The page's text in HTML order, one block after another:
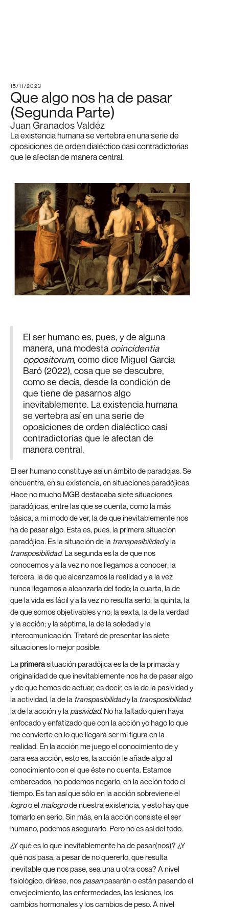
15/11/2023
Que algo nos ha de pasar
(Segunda Parte)
Juan Granados Valdéz
La existencia humana se vertebra en una serie de
oposiciones de orden dialéctico casi contradictorias
que le afectan de manera central.
El ser humano es, pues, y de alguna
manera, una modesta coincidentia
oppositorum, como dice Miguel García
Baró (2022), cosa que se descubre,
como se decía, desde la condición de
que tiene de pasarnos algo
inevitablemente. La existencia humana
se vertebra así en una serie de
oposiciones de orden dialéctico casi
contradictorias que le afectan de
manera central.
El ser humano constituye así un ámbito de paradojas. Se
encuentra, en su existencia, en situaciones paradójicas.
Hace no mucho MGB destacaba siete situaciones
paradójicas, entre las que se cuenta, como la más
básica, a mi modo de ver, la de que inevitablemente nos
ha de pasar algo. Esta es, pues, la primera situación
paradójica. Es la situación de la transpasibilidady la
transposibilidad. La segunda es la de que nos
conocemos y a la vez no nos llegamos a conocer; la
tercera, la de que alcanzamos la realidad y a la vez
nunca llegamos a alcanzarla del todo; la cuarta, la de
que la vida es fácil y a la vez no resulta serlo; la quinta, la
de que somos objetivables y no; la sexta, la de la verdad
y la acción; y la séptima, la de la soledad y la
intercomunicación. Trataré de presentar las siete
situaciones lo mejor posible.
La primerasituación paradójica es la de la primacía y
originalidad de que inevitablemente nos ha de pasar algo
y de que hemos de actuar, es decir, es la de la pasividad y
la actividad, la de la transpasibilidady la transposibilidad,
la de la acción y la pasividad. No ha faltado quien haya
enfocado y enfatizado que con la acción yo hago lo que
me convierte en lo que llegará ser mi figura en la
realidad. En la acción me juego el conocimiento de y
para esa acción, esto es, la acción le añade algo al
conocimiento con el que éste no cuenta. Estamos
embarcados, no podemos negarlo, en la acción todo el
tiempo. Es tan así que sólo en la acción sobreviene el
logroo el malogrode nuestra existencia, y esto hay que
tomarlo en serio. Sin más, en la acción consiste el ser
humano, podemos asegurarlo. Pero no es así del todo.
¿Y qué es lo que inevitablemente ha de pasar(nos)? ¿Y
qué nos pasa, a pesar de no quererlo, que resulta
inevitable que nos pase, sea una u otra cosa? A nivel
fisiológico, diríase, nos pasanpasarán o están pasando el
envejecimiento, las enfermedades, las lesiones, los
cambios hormonales y los cambios de peso. A nivel